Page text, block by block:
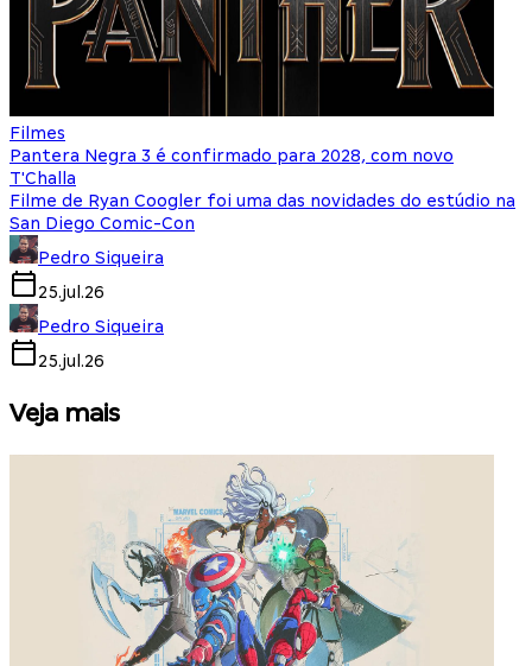
Filmes
Pantera Negra 3 é confirmado para 2028, com novo
T'Challa
Filme de Ryan Coogler foi uma das novidades do estúdio na
San Diego Comic-Con
Pedro Siqueira
25.jul.26
Pedro Siqueira
25.jul.26
Veja mais